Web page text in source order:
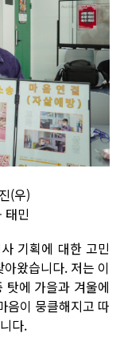
(우)
태민
기획에 대한 고민
왔습니다. 저는 이
탓에 가을과 겨울에
음이 뭉클해지고 따
다.